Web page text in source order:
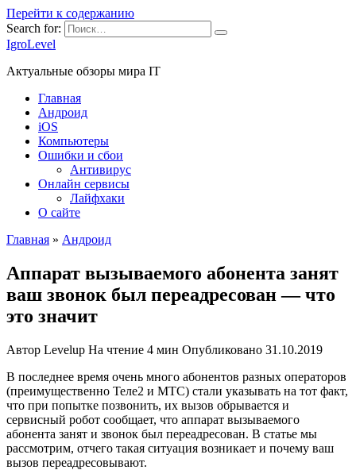
Перейти к содержанию
Search for:
IgroLevel
Актуальные обзоры мира IT
Главная
Андроид
iOS
Компьютеры
Ошибки и сбои
Антивирус
Онлайн сервисы
Лайфхаки
О сайте
Главная » Андроид
Аппарат вызываемого абонента занят
ваш звонок был переадресован — что
это значит
Автор Levelup На чтение 4 мин Опубликовано 31.10.2019
В последнее время очень много абонентов разных операторов
(преимущественно Теле2 и МТС) стали указывать на тот факт,
что при попытке позвонить, их вызов обрывается и
сервисный робот сообщает, что аппарат вызываемого
абонента занят и звонок был переадресован. В статье мы
рассмотрим, отчего такая ситуация возникает и почему ваш
вызов переадресовывают.